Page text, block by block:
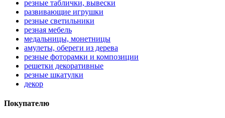
резные таблички, вывески
развивающие игрушки
резные светильники
резная мебель
медальницы, монетницы
амулеты, обереги из дерева
резные фоторамки и композиции
решетки декоративные
резные шкатулки
декор
Покупателю